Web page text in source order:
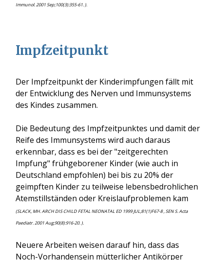
Immunol. 2001 Sep;100(3):355-61. ).
Impfzeitpunkt
Der Impfzeitpunkt der Kinderimpfungen fällt mit
der Entwicklung des Nerven und Immunsystems
des Kindes zusammen.
Die Bedeutung des Impfzeitpunktes und damit der
Reife des Immunsystems wird auch daraus
erkennbar, dass es bei der "zeitgerechten
Impfung" frühgeborener Kinder (wie auch in
Deutschland empfohlen) bei bis zu 20% der
geimpften Kinder zu teilweise lebensbedrohlichen
Atemstillständen oder Kreislaufproblemen kam
(SLACK, MH. ARCH DIS CHILD FETAL NEONATAL ED 1999 JUL;81(1)F67-8 , SEN S. Acta
Paediatr. 2001 Aug;90(8):916-20. ).
Neuere Arbeiten weisen darauf hin, dass das
Noch-Vorhandensein mütterlicher Antikörper